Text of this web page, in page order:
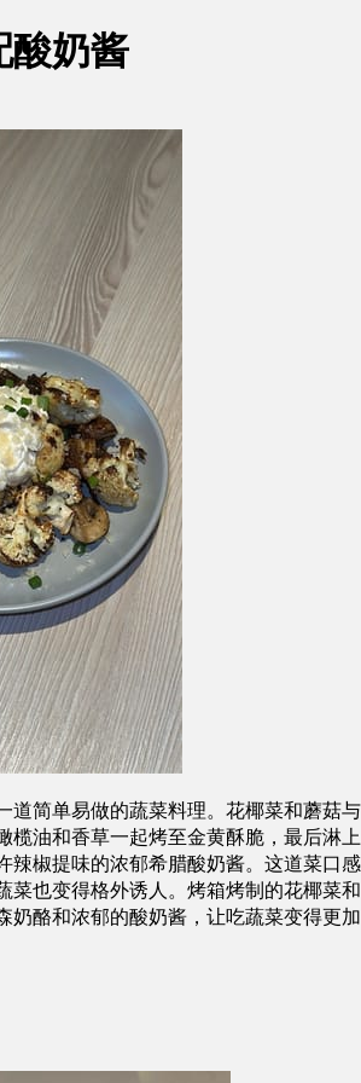
酸奶酱
道简单易做的蔬菜料理。花椰菜和蘑菇与
榄油和香草一起烤至金黄酥脆，最后淋上
辣椒提味的浓郁希腊酸奶酱。这道菜口感
菜也变得格外诱人。烤箱烤制的花椰菜和
奶酪和浓郁的酸奶酱，让吃蔬菜变得更加